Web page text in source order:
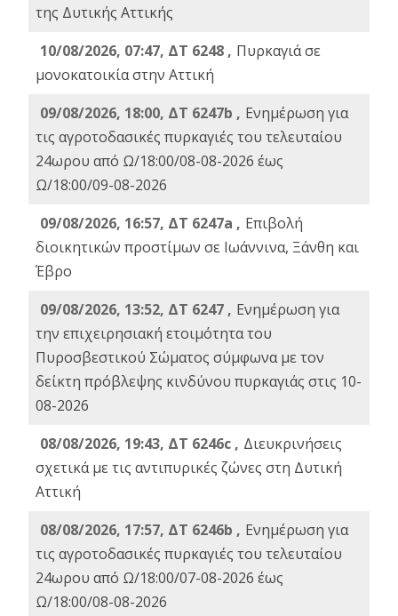
της Δυτικής Αττικής
10/08/2026, 07:47, ΔΤ 6248 , Πυρκαγιά σε
μονοκατοικία στην Αττική
09/08/2026, 18:00, ΔΤ 6247b , Ενημέρωση για
τις αγροτοδασικές πυρκαγιές του τελευταίου
24ωρου από Ω/18:00/08-08-2026 έως
Ω/18:00/09-08-2026
09/08/2026, 16:57, ΔΤ 6247a , Eπιβολή
διοικητικών προστίμων σε Ιωάννινα, Ξάνθη και
Έβρο
09/08/2026, 13:52, ΔΤ 6247 , Ενημέρωση για
την επιχειρησιακή ετοιμότητα του
Πυροσβεστικού Σώματος σύμφωνα με τον
δείκτη πρόβλεψης κινδύνου πυρκαγιάς στις 10-
08-2026
08/08/2026, 19:43, ΔT 6246c , Διευκρινήσεις
σχετικά με τις αντιπυρικές ζώνες στη Δυτική
Αττική
08/08/2026, 17:57, ΔΤ 6246b , Ενημέρωση για
τις αγροτοδασικές πυρκαγιές του τελευταίου
24ωρου από Ω/18:00/07-08-2026 έως
Ω/18:00/08-08-2026